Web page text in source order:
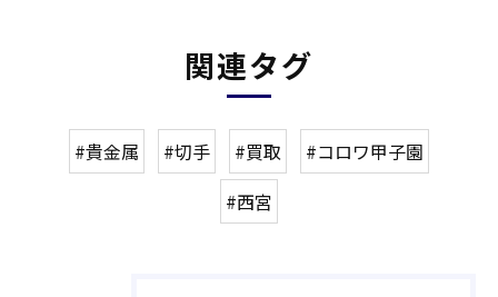
関連タグ
#貴金属 #切手 #買取
#コロワ甲子園
#西宮